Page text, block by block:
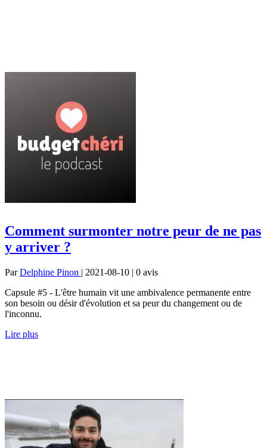
Comment surmonter notre peur de ne pas
y arriver ?
ParDelphine Pinon | 2021-08-10 | 0 avis
Capsule #5 - L'être humain vit une ambivalence permanente entre
son besoin ou désir d'évolution et sa peur du changement ou de
l'inconnu.
Lire plus